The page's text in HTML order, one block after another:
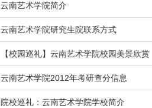
云南艺术学院简介
云南艺术学院研究生院联系方式
【校园巡礼】云南艺术学院校园美景欣赏
云南艺术学院2012年考研查分信息
院校巡礼：云南艺术学院学校简介